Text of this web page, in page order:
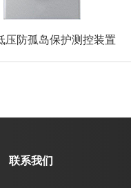
压防孤岛保护测控装置
联系我们